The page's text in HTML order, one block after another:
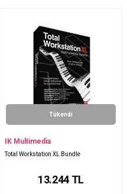
Tükendi
IK Multimedia
Total Workstation XL Bundle
13.244TL